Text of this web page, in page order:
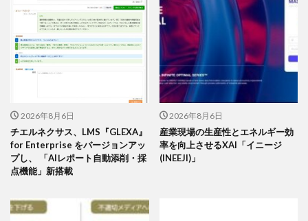
2026年8月6日
チエルネクサス、LMS『GLEXA』
for Enterprise をバージョンアッ
プし、 「AIレポート自動添削・採
点機能」新搭載
2026年8月6日
産業現場の生産性とエネルギー効
率を向上させるXAI「イニージ
(INEEJI)」